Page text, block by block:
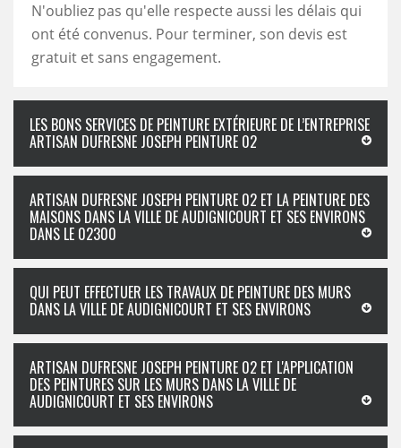
N'oubliez pas qu'elle respecte aussi les délais qui
ont été convenus. Pour terminer, son devis est
gratuit et sans engagement.
LES BONS SERVICES DE PEINTURE EXTÉRIEURE DE L’ENTREPRISE
ARTISAN DUFRESNE JOSEPH PEINTURE 02
ARTISAN DUFRESNE JOSEPH PEINTURE 02 ET LA PEINTURE DES
MAISONS DANS LA VILLE DE AUDIGNICOURT ET SES ENVIRONS
DANS LE 02300
QUI PEUT EFFECTUER LES TRAVAUX DE PEINTURE DES MURS
DANS LA VILLE DE AUDIGNICOURT ET SES ENVIRONS
ARTISAN DUFRESNE JOSEPH PEINTURE 02 ET L'APPLICATION
DES PEINTURES SUR LES MURS DANS LA VILLE DE
AUDIGNICOURT ET SES ENVIRONS